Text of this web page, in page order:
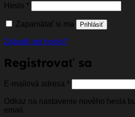
Heslo *Povinné
Zapamätať si ma Prihlásiť
Zabudli ste heslo?
Registrovať sa
E-mailová adresa *Povinné
Odkaz na nastavenie nového hesla
email.